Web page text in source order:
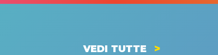
VEDI TUTTE